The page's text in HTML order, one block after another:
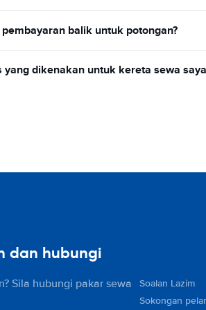
balik untuk potongan?
dikenakan untuk kereta sewa
dan hubungi
Sila hubungi pakar sewa
Soalan Lazim
Sokongan